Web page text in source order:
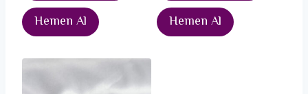
Hemen Al
Hemen Al